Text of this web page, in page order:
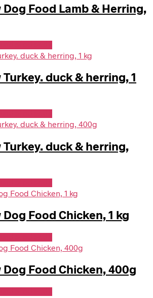
Dog Food Lamb & Herring,
Turkey. duck & herring, 1
Turkey. duck & herring,
Dog Food Chicken, 1 kg
Dog Food Chicken, 400g